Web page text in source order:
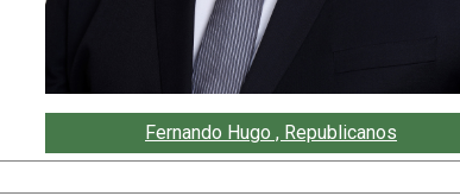
Fernando Hugo , Republicanos